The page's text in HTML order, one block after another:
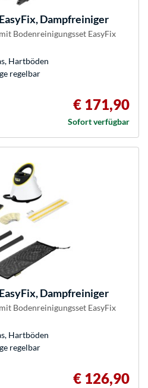
Dampfreiniger
Bodenreinigungsset EasyFix
Hartböden
regelbar
€ 171,90
Sofort verfügbar
Dampfreiniger
Bodenreinigungsset EasyFix
Hartböden
regelbar
€ 126,90